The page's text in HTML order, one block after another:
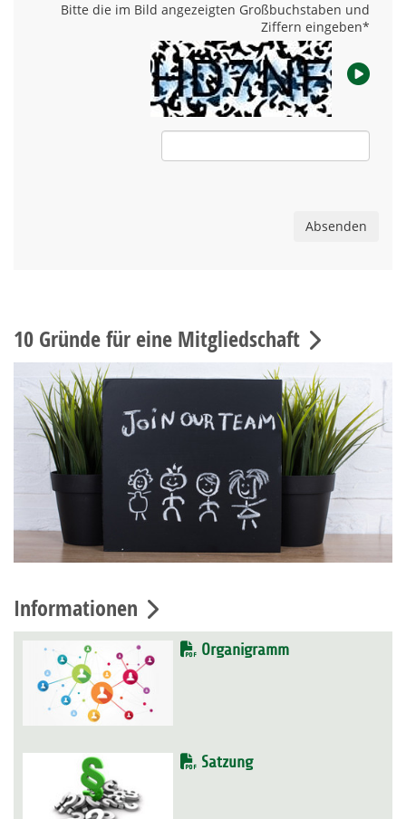
Bitte die im Bild angezeigten Großbuchstaben und
Ziffern eingeben*
Absenden
10 Gründe für eine Mitgliedschaft
Informationen
Organigramm
Satzung